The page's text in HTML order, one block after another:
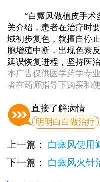
“白癜风做植皮手术
关介绍，患者在治疗时
域初步复色，就擅自停
胞增殖中断，出现色素
延误恢复进程，坚持医
本广告仅供医学药学专
者在药师指导下购买和
直接了解病情
明明白白做治疗
上一篇： 白癜风使用
下一篇： 白癜风火针